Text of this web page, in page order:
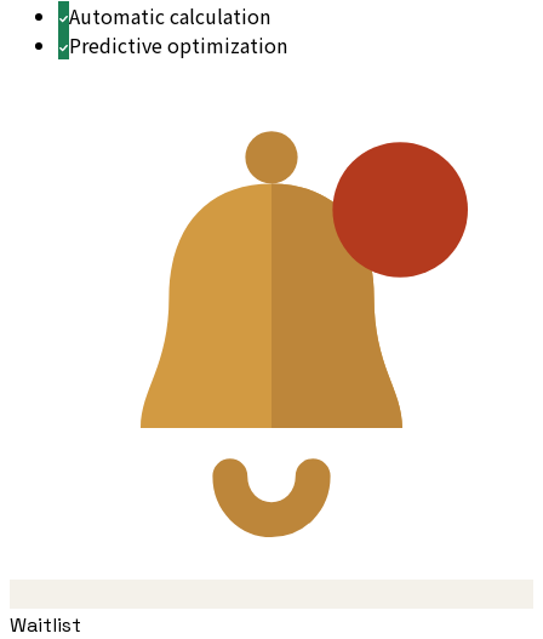
Automatic calculation
Predictive optimization
Waitlist